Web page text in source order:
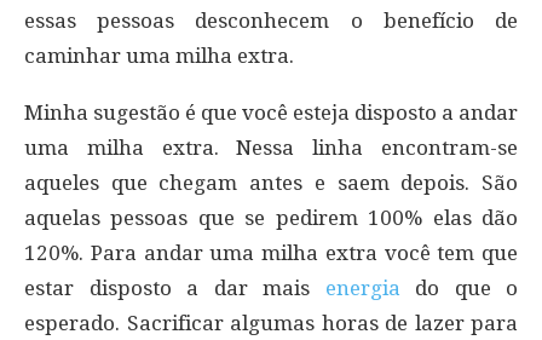
essas pessoas desconhecem o benefício de
caminhar uma milha extra.
Minha sugestão é que você esteja disposto a andar
uma milha extra. Nessa linha encontram-se
aqueles que chegam antes e saem depois. São
aquelas pessoas que se pedirem 100% elas dão
120%. Para andar uma milha extra você tem que
estar disposto a dar mais energia do que o
esperado. Sacrificar algumas horas de lazer para